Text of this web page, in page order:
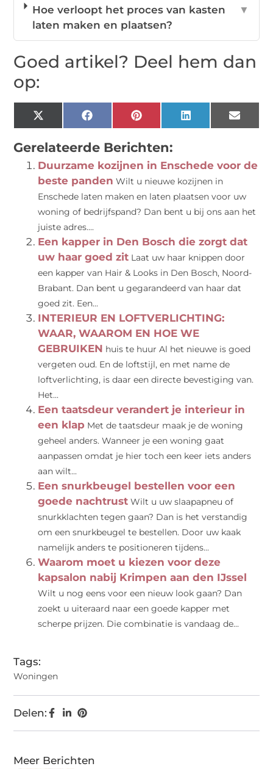
Hoe verloopt het proces van kasten
laten maken en plaatsen?
▼
Goed artikel? Deel hem dan
op:
X
(Twitter)
FacebookPinterestLinkedIn Email
Gerelateerde Berichten:
Duurzame kozijnen in Enschede voor de
beste panden Wilt u nieuwe kozijnen in
Enschede laten maken en laten plaatsen voor uw
woning of bedrijfspand? Dan bent u bij ons aan het
juiste adres....
Een kapper in Den Bosch die zorgt dat
uw haar goed zit Laat uw haar knippen door
een kapper van Hair & Looks in Den Bosch, Noord-
Brabant. Dan bent u gegarandeerd van haar dat
goed zit. Een...
INTERIEUR EN LOFTVERLICHTING:
WAAR, WAAROM EN HOE WE
GEBRUIKEN huis te huur Al het nieuwe is goed
vergeten oud. En de loftstijl, en met name de
loftverlichting, is daar een directe bevestiging van.
Het...
Een taatsdeur verandert je interieur in
een klap Met de taatsdeur maak je de woning
geheel anders. Wanneer je een woning gaat
aanpassen omdat je hier toch een keer iets anders
aan wilt...
Een snurkbeugel bestellen voor een
goede nachtrust Wilt u uw slaapapneu of
snurkklachten tegen gaan? Dan is het verstandig
om een snurkbeugel te bestellen. Door uw kaak
namelijk anders te positioneren tijdens...
Waarom moet u kiezen voor deze
kapsalon nabij Krimpen aan den IJssel
Wilt u nog eens voor een nieuw look gaan? Dan
zoekt u uiteraard naar een goede kapper met
scherpe prijzen. Die combinatie is vandaag de...
Tags:
Woningen
Delen:
Meer Berichten